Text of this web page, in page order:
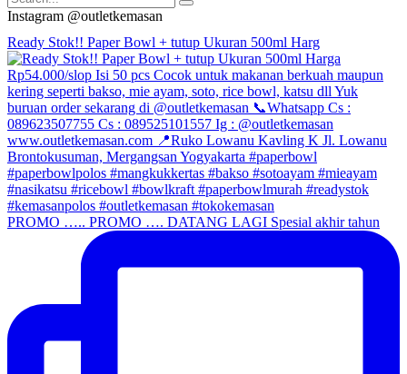
Search
Facebook
Twitter
Instagram
Pinterest
Whatsapp
Tumblr
Youtube
Vimeo
Instagram @outletkemasan
Ready Stok!! Paper Bowl + tutup Ukuran 500ml Harg
PROMO ….. PROMO …. DATANG LAGI Spesial akhir tahun